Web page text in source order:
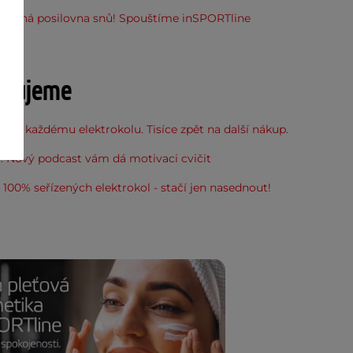
posilovna snů! Spouštíme inSPORTline
ke každému elektrokolu. Tisíce zpět na další nákup.
Nový podcast vám dá motivaci cvičit
100% seřízených elektrokol - stačí jen nasednout!